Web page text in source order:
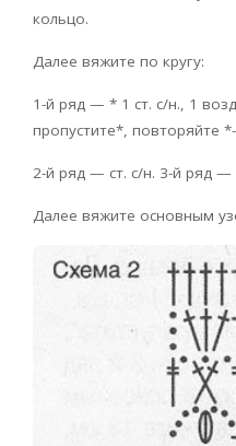
кольцо.
Далее вяжите по кругу:
1-й ряд — * 1 ст. с/н., 1
пропустите*, повторяйте
2-й ряд — ст. с/н. 3-й ряд —
Далее вяжите основным